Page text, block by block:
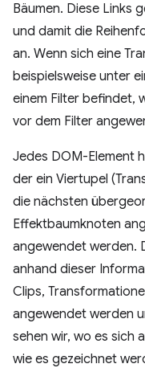
Bäumen. Diese Links
und damit die
an. Wenn sich eine
beispielsweise unter
einem Filter befindet,
vor dem Filter
Jedes DOM-Element
der ein Viertupel
die nächsten
Effektbaumknoten
angewendet werden.
anhand dieser
Clips,
angewendet werden
sehen wir, wo es sich
wie es gezeichnet